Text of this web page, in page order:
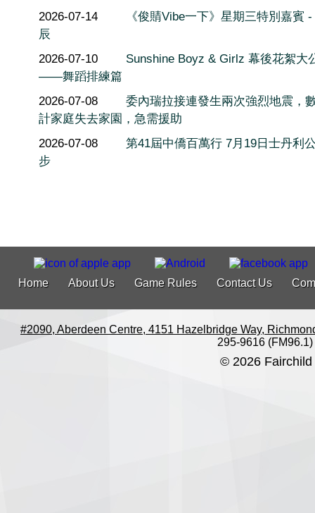
2026-07-14
《俊䝼Vibe一下》星期三特別嘉賓
辰
2026-07-10
Sunshine Boyz & Girlz 幕後花絮大
——舞蹈排練篇
2026-07-08
委內瑞拉接連發生兩次強烈地震，
計家庭失去家園，急需援助
2026-07-08
第41屆中僑百萬行 7月19日士丹利
步
Home About Us Game Rules Contact Us
#2090, Aberdeen Centre, 4151 Hazelbridge Way,
295-9616 (FM96.1)
© 2026 Fairchild